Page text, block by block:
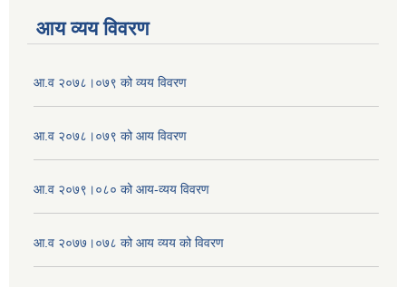
आय व्यय विवरण
आ.व २०७८।०७९ को व्यय विवरण
आ.व २०७८।०७९ को आय विवरण
आ.व २०७९।०८० को आय-व्यय विवरण
आ.व २०७७।०७८ को आय व्यय को विवरण